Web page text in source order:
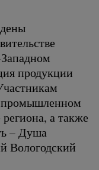
продукции
промышленном
а также
– Душа
Вологодский